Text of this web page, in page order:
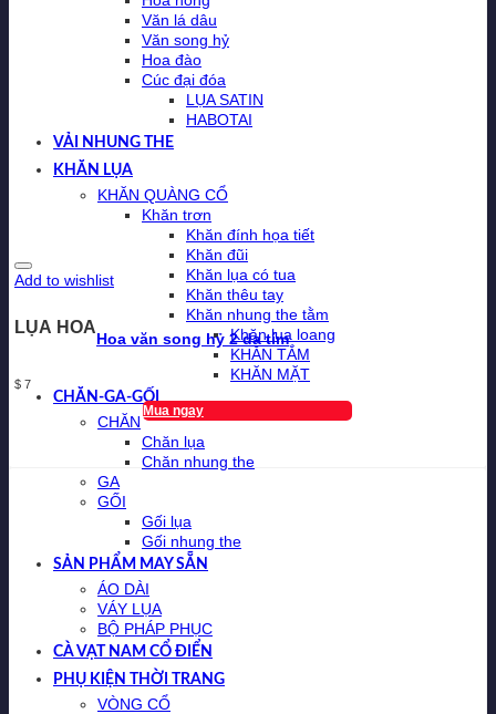
Văn lá dâu
Văn song hỷ
Hoa đào
Cúc đại đóa
LỤA SATIN
HABOTAI
VẢI NHUNG THE
KHĂN LỤA
KHĂN QUÀNG CỔ
Khăn trơn
Khăn đính họa tiết
Khăn đũi
Khăn lụa có tua
Khăn thêu tay
Khăn nhung the tằm
Khăn lụa loang
KHĂN TẮM
KHĂN MẶT
CHĂN-GA-GỐI
CHĂN
Chăn lụa
Chăn nhung the
GA
GỐI
Gối lụa
Gối nhung the
SẢN PHẨM MAY SẴN
ÁO DÀI
VÁY LỤA
BỘ PHÁP PHỤC
CÀ VẠT NAM CỔ ĐIỂN
PHỤ KIỆN THỜI TRANG
VÒNG CỔ
Add to wishlist
LỤA HOA
Hoa văn song hỷ 2 da tím
$ 7
Mua ngay